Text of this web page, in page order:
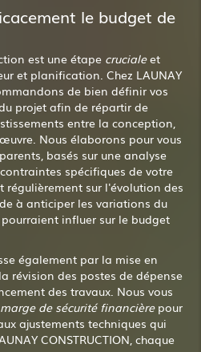
le budget de
est une étape crucialeet
et planification. Chez LAUNAY
de bien définir vos
projet afin de répartir de
entre la conception,
Nous élaborons pour vous
basés sur une analyse
spécifiques de votre
régulièrement sur l'évolution des
à anticiper les variations du
influer sur le budget
également par la mise en
révision des postes de dépense
des travaux. Nous vous
marge de sécurité financièrepour
ajustements techniques qui
CONSTRUCTION, chaque